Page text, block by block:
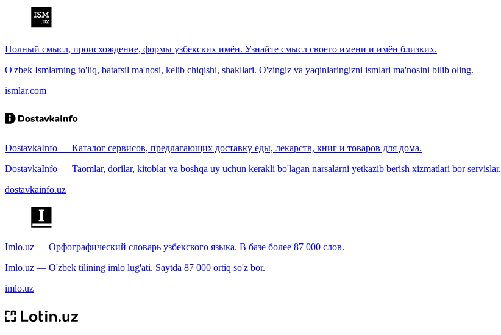
Полный смысл, происхождение, формы узбекских имён. Узнайте смысл своего имени и имён близких.
O'zbek Ismlarning to'liq, batafsil ma'nosi, kelib chiqishi, shakllari. O'zingiz va yaqinlaringizni ismlari ma'nosini bilib oling.
ismlar.com
DostavkaInfo — Каталог сервисов, предлагающих доставку еды, лекарств, книг и товаров для дома.
DostavkaInfo — Taomlar, dorilar, kitoblar va boshqa uy uchun kerakli bo'lagan narsalarni yetkazib berish xizmatlari bor servislar.
dostavkainfo.uz
Imlo.uz — Орфографический словарь узбекского языка. В базе более 87 000 слов.
Imlo.uz — O'zbek tilining imlo lug'ati. Saytda 87 000 ortiq so'z bor.
imlo.uz